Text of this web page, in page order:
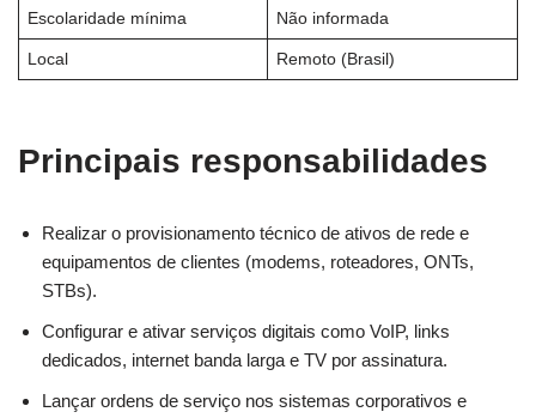
Escolaridade mínima Não informada
Local Remoto (Brasil)
Principais responsabilidades
Realizar o provisionamento técnico de ativos de rede e
equipamentos de clientes (modems, roteadores, ONTs,
STBs).
Configurar e ativar serviços digitais como VoIP, links
dedicados, internet banda larga e TV por assinatura.
Lançar ordens de serviço nos sistemas corporativos e